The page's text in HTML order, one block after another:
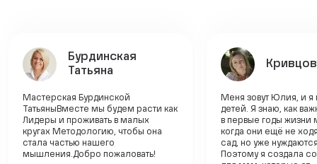
Бурдинская
Татьяна
Мастерская Бурдинской
ТатьяныВместе мы будем расти как
Лидеры и проживать в малых
кругах Методологию, чтобы она
стала частью нашего
мышления.Добро пожаловать!
Меня зовут Юлия, и я
детей. Я знаю, как
в первые годы
когда они ещё не
сад, но уже
Поэтому я создала